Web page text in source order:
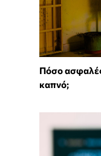
Πόσο ασφαλές
καπνό;